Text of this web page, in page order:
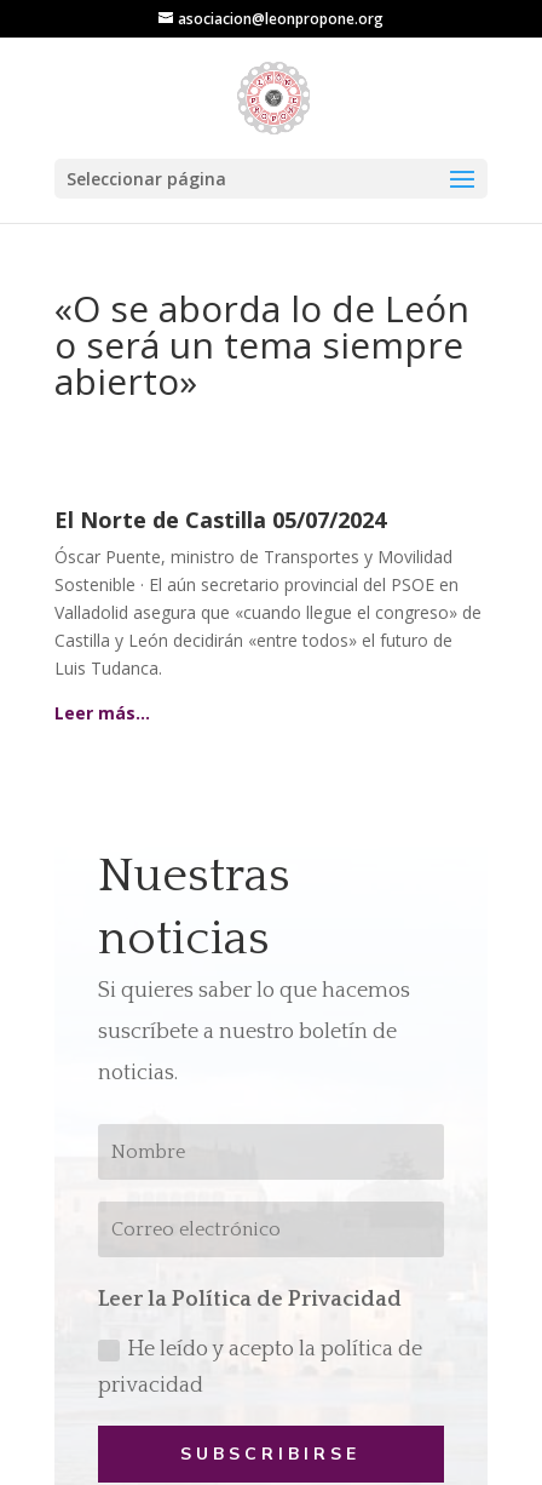
asociacion@leonpropone.org
Seleccionar página
«O se aborda lo de León
o será un tema siempre
abierto»
El Norte de Castilla 05/07/2024
Óscar Puente, ministro de Transportes y Movilidad
Sostenible · El aún secretario provincial del PSOE en
Valladolid asegura que «cuando llegue el congreso» de
Castilla y León decidirán «entre todos» el futuro de
Luis Tudanca.
Leer más…
Nuestras
noticias
Si quieres saber lo que hacemos
suscríbete a nuestro boletín de
noticias.
Leer la Política de Privacidad
He leído y acepto la política de
privacidad
SUBSCRIBIRSE